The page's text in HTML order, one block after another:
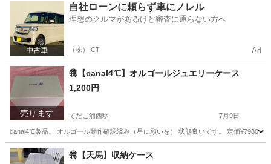
てだこ浦西駅 テーブル
自社ローンに頼らず車にノレル
理想のクルマがあるけど審査に通らない方へ
（株）ICT Ad
売ります
🉐【canal4℃】オルゴールジュエリーケース
1,200円
てだこ浦西駅 7月9日
canal4℃製品。 オルゴール動作確認済み（星に願いを） 状態良いです。 定価¥7980
沖縄 うるま市 てだこ浦西駅
🉐【天馬】収納ケース